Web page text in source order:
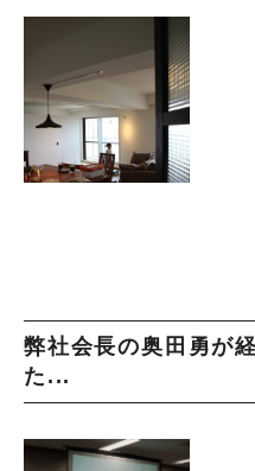
弊社会長の奥田勇が
た...